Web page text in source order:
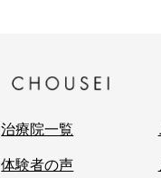
治療院一覧
体験者の声